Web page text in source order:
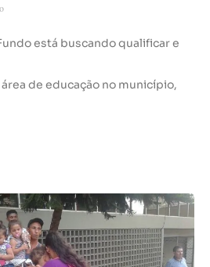
está buscando qualificar e
de educação no município,